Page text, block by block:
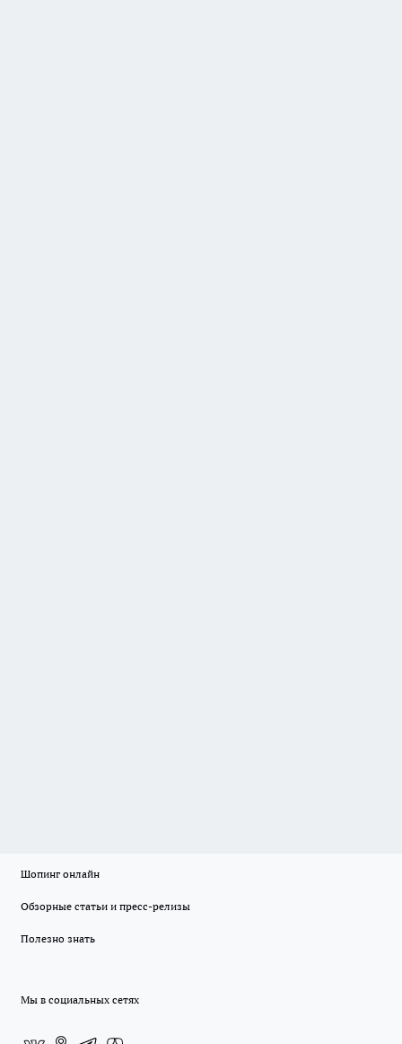
Шопинг онлайн
Обзорные статьи и пресс-релизы
Полезно знать
Мы в социальных сетях